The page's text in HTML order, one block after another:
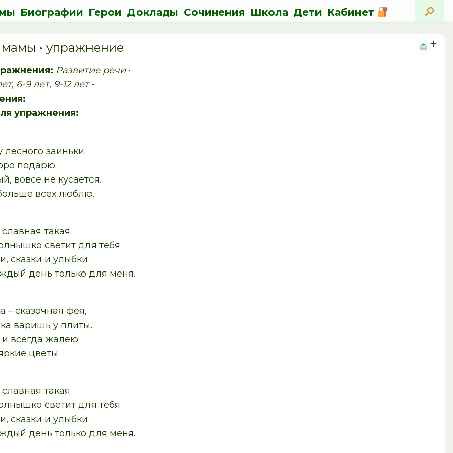
Биографии Герои Доклады Сочинения Школа Дети Кабинет
• упражнение
Развитие речи•
, 6-9 лет, 9-12 лет•
упражнения:
заиньки.
подарю.
вовсе не кусается.
всех люблю.
такая.
светит для тебя.
сказки и улыбки
день только для меня.
– сказочная фея,
варишь у плиты.
всегда жалею.
цветы.
такая.
светит для тебя.
сказки и улыбки
день только для меня.